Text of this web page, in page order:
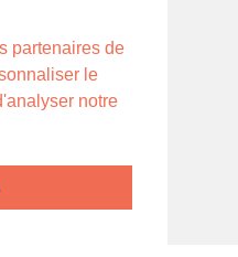
partenaires de
le
notre